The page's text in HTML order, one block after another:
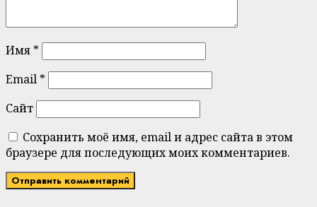
Имя *
Email *
Сайт
Сохранить моё имя, email и адрес сайта в этом
браузере для последующих моих комментариев.